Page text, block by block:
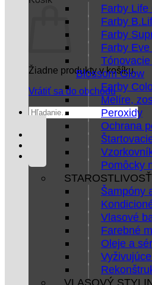
Žiadne produkty v košíku.
Vrátiť sa do obchodu
Hľadať:
Farby Life
Farby
Farby
Farby
Blossom Glow
Farby
Melíre,
Peroxidy
Ochrana
Pomôcky
Šampóny
Vlasové
Farebné
Oleje a
VLASOVÝ